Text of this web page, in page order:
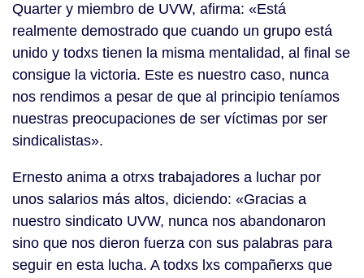
Quarter y miembro de UVW, afirma: «Está
realmente demostrado que cuando un grupo está
unido y todxs tienen la misma mentalidad, al final se
consigue la victoria. Este es nuestro caso, nunca
nos rendimos a pesar de que al principio teníamos
nuestras preocupaciones de ser víctimas por ser
sindicalistas».
Ernesto anima a otrxs trabajadores a luchar por
unos salarios más altos, diciendo: «Gracias a
nuestro sindicato UVW, nunca nos abandonaron
sino que nos dieron fuerza con sus palabras para
seguir en esta lucha. A todxs lxs compañerxs que